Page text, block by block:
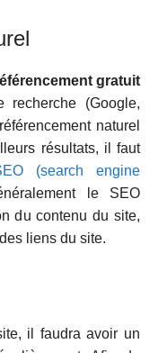
gratuit
(Google,
naturel
résultats, il faut
(search engine
le SEO
du contenu du site,
liens du site.
il faudra avoir un